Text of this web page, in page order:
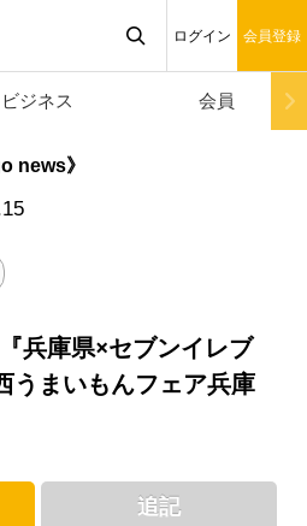
ログイン 会員登録
ビジネス 会員
news》
兵庫県×セブンイレブ
うまいもんフェア兵庫
追記